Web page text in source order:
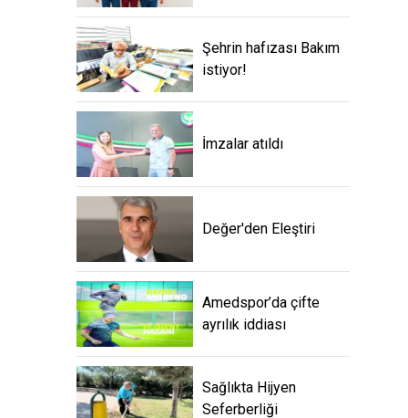
Şehrin hafızası Bakım
istiyor!
İmzalar atıldı
Değer'den Eleştiri
Amedspor’da çifte
ayrılık iddiası
Sağlıkta Hijyen
Seferberliği